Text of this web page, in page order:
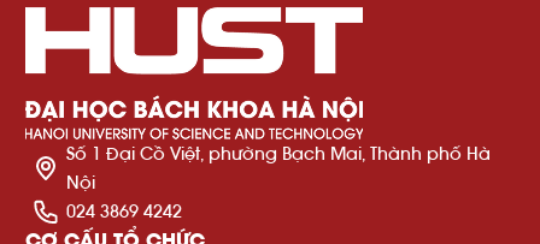
Số 1 Đại Cồ Việt, phường Bạch Mai, Thành phố Hà
Nội
024 3869 4242